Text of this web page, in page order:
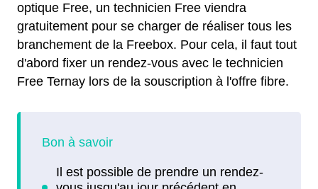
optique Free, un technicien Free viendra
gratuitement pour se charger de réaliser tous les
branchement de la Freebox. Pour cela, il faut tout
d'abord fixer un rendez-vous avec le technicien
Free Ternay lors de la souscription à l'offre fibre.